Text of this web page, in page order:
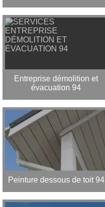
Entreprise démolition et
évacuation 94
Peinture dessous de toit 94